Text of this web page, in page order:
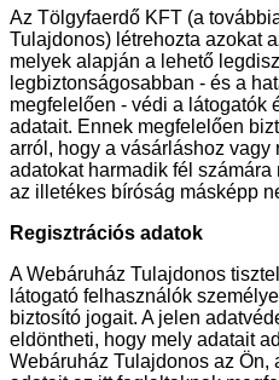
Az Tölgyfaerdő KFT (a
Tulajdonos) létrehozta azokat
melyek alapján a lehető
legbiztonságosabban - és a
megfelelően - védi a látogatók
adatait. Ennek megfelelően
arról, hogy a vásárláshoz
adatokat harmadik fél számára
az illetékes bíróság másképp
Regisztrációs adatok
A Webáruház Tulajdonos
látogató felhasználók
biztosító jogait. A jelen
eldöntheti, hogy mely adatait
Webáruház Tulajdonos az Ön,